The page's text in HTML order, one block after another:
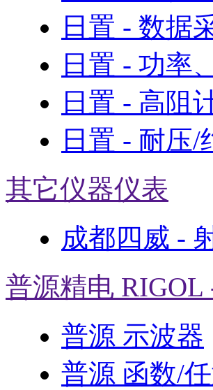
日置 - 数据
日置 - 功率
日置 - 高阻
日置 - 耐压
其它仪器仪表
成都四威 -
普源精电 RIGOL
普源 示波器
普源 函数/